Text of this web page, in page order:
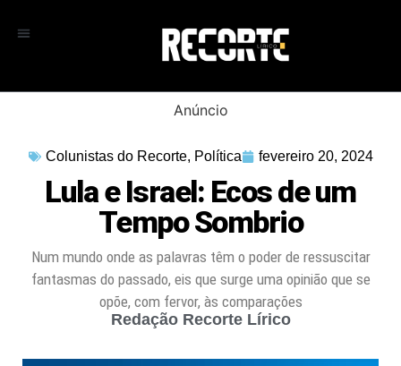
Anúncio
Colunistas do Recorte, Política fevereiro 20, 2024
Lula e Israel: Ecos de um
Tempo Sombrio
Num mundo onde as palavras têm o poder de ressuscitar
fantasmas do passado, eis que surge uma opinião que se
opõe, com fervor, às comparações
Redação Recorte Lírico